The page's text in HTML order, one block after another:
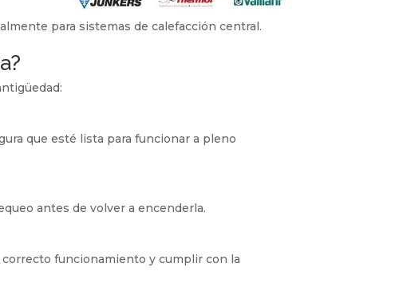
para sistemas de calefacción central.
que esté lista para funcionar a pleno
antes de volver a encenderla.
funcionamiento y cumplir con la